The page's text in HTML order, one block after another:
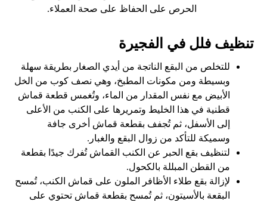
الحرص على الحفاظ على صحة العملاء.
تنظيف فلل في الفجيرة
للتخلص من البقع الناتجة من أيدي الصغار بطريقة سهلة
وبسيطة ومن مكونات المطبخ، وهي نصف كوب من الخل
الأبيض مع نفس المقدار من الماء، وتُغمس قطعة قماش
قطنية في هذا الخليط وتمريرها على الكنب من الأعلى
إلى الأسفل، ثم تُجفف بقطعة قماش أخرى جافة
وسميكة للتأكد من زوال البقع والغبار.
لتنظيف بقع الحبر عن الكنب القماش تُفرك جيدًا بقطعة
من القطن المبللة بالكحول.
لإزالة بقع طلاء الأظافر الملون على قماش الكنب، تُمسح
البقعة بالأسيتون، ثم تُمسح بقطعة قماش تحتوي على